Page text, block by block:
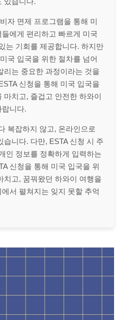
자 면제 프로그램을 통해 미
에게 편리하고 빠르게 미국
는 기회를 제공합니다. 하지만
국 입국을 위한 절차를 넘어
리는 중요한 과정이라는 것을
신청을 통해 미국 입국을
마치고, 즐겁고 안전한 하와이
니다.
복잡하지 않고, 온라인으로
습니다. 다만, ESTA 신청 시 주
인 정보를 정확하게 입력하는
신청을 통해 미국 입국을 위
치고, 꿈꿔왔던 하와이 여행을
서 펼쳐지는 잊지 못할 추억